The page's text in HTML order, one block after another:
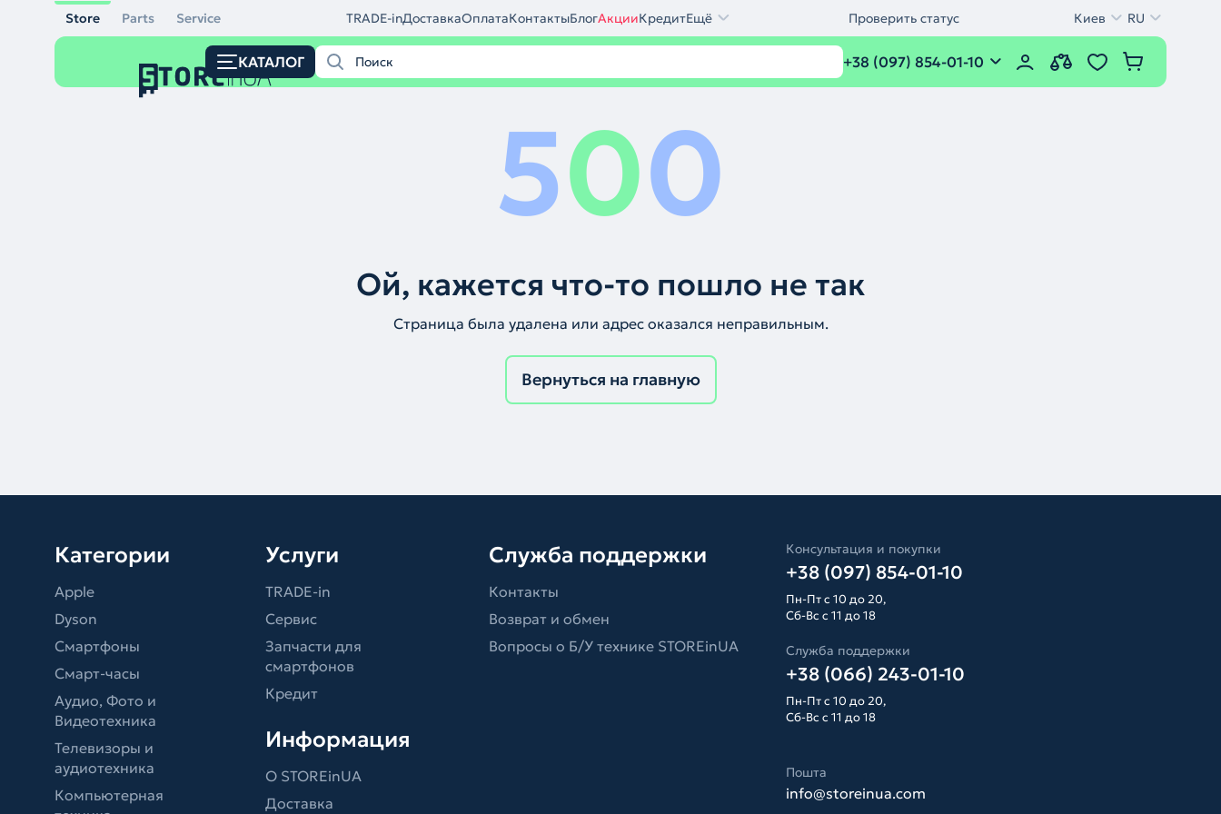
Store Parts Service TRADE-inДоставкаОплатаКонтактыБлогАкцииКредитЕщё Проверить статус Киев RU
КАТАЛОГ +38 (097) 854-01-10
500
Ой, кажется что-то пошло не так
Страница была удалена или адрес оказался неправильным.
Вернуться на главную
Категории
Apple
Dyson
Смартфоны
Смарт-часы
Аудио, Фото и
Видеотехника
Телевизоры и
аудиотехника
Компьютерная
Услуги
TRADE-in
Сервис
Запчасти для
смартфонов
Кредит
Информация
О STOREinUA
Доставка
Служба поддержки
Контакты
Возврат и обмен
Вопросы о Б/У технике STOREinUA
Консультация и покупки
+38 (097) 854-01-10
Пн-Пт с 10 до 20,
Сб-Вс с 11 до 18
Служба поддержки
+38 (066) 243-01-10
Пн-Пт с 10 до 20,
Сб-Вс с 11 до 18
Пошта
info@storeinua.com